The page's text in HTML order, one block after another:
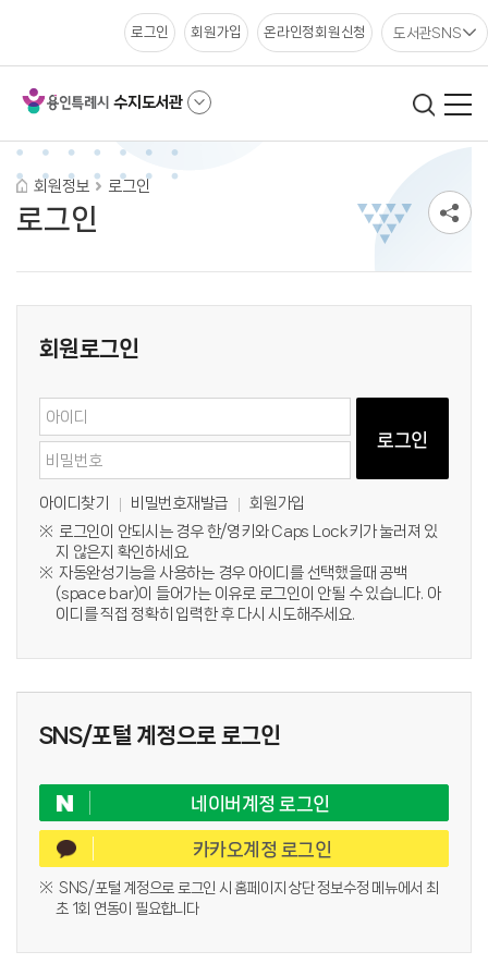
수지도서관
로그인 회원가입 온라인정회원신청 도서관SNS
회원정보 로그인
로그인
회원로그인
로그인
아이디찾기 비밀번호재발급
회원가입
로그인이 안되시는 경우 한/영키와 Caps Lock키가 눌러져 있
지 않은지 확인하세요.
자동완성기능을 사용하는 경우 아이디를 선택했을때 공백
(space bar)이 들어가는 이유로 로그인이 안될 수 있습니다. 아
이디를 직접 정확히 입력한 후 다시 시도해주세요.
SNS/포털 계정으로 로그인
네이버계정 로그인
카카오계정 로그인
SNS/포털 계정으로 로그인 시 홈페이지 상단 정보수정 메뉴에서 최
초 1회 연동이 필요합니다